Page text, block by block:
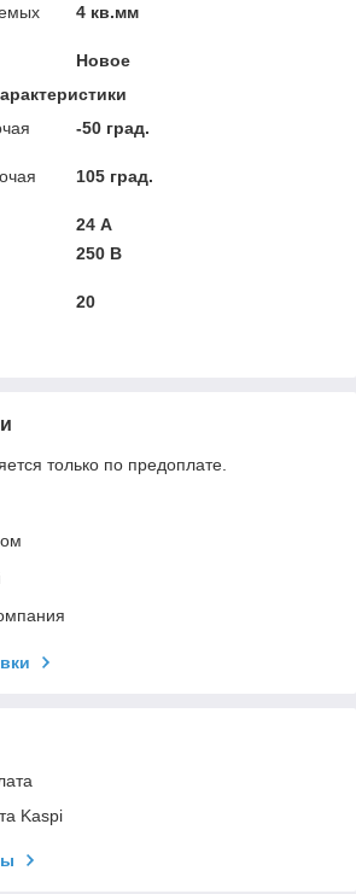
4 кв.мм
Новое
-50 град.
105 град.
24 А
250 В
20
только по предоплате.
Kaspi